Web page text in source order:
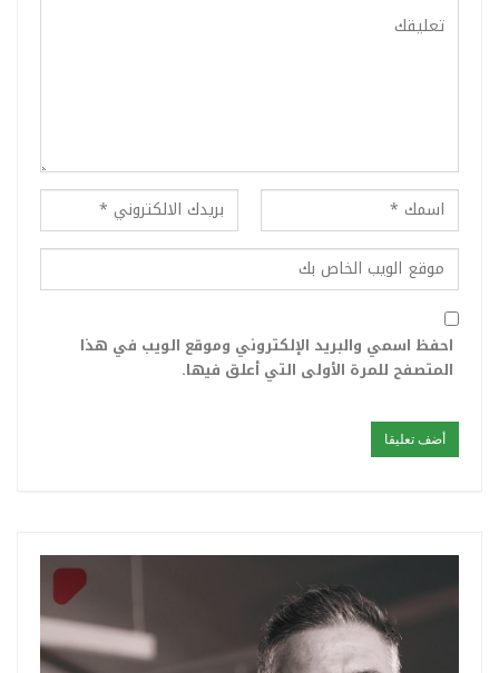
احفظ اسمي والبريد الإلكتروني وموقع الويب في هذا
المتصفح للمرة الأولى التي أعلق فيها.